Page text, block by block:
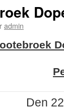
admin
Den